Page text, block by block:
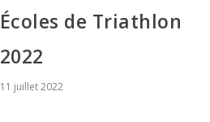
Écoles de Triathlon
2022
11 juillet 2022